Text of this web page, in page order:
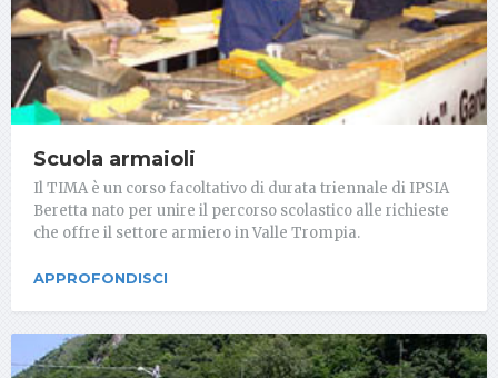
Scuola armaioli
Il TIMA è un corso facoltativo di durata triennale di IPSIA
Beretta nato per unire il percorso scolastico alle richieste
che offre il settore armiero in Valle Trompia.
APPROFONDISCI